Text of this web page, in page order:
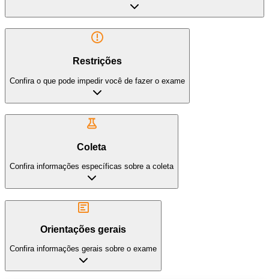
Restrições
Confira o que pode impedir você de fazer o exame
Coleta
Confira informações específicas sobre a coleta
Orientações gerais
Confira informações gerais sobre o exame